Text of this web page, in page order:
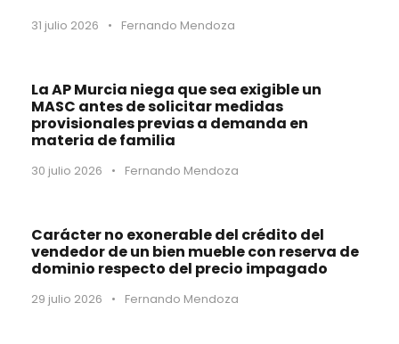
31 julio 2026 • Fernando Mendoza
La AP Murcia niega que sea exigible un
MASC antes de solicitar medidas
provisionales previas a demanda en
materia de familia
30 julio 2026 • Fernando Mendoza
Carácter no exonerable del crédito del
vendedor de un bien mueble con reserva de
dominio respecto del precio impagado
29 julio 2026 • Fernando Mendoza